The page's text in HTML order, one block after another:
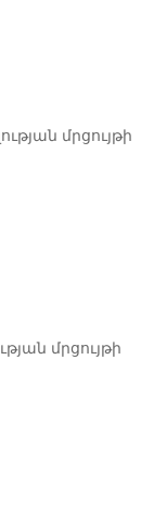
մրցույթի
մրցույթի